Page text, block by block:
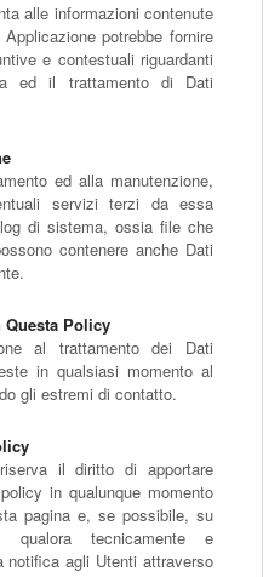
alle informazioni contenute
potrebbe fornire
e contestuali riguardanti
ed il trattamento di Dati
ed alla manutenzione,
servizi terzi da essa
di sistema, ossia file che
contenere anche Dati
Policy
al trattamento dei Dati
in qualsiasi momento al
gli estremi di contatto.
il diritto di apportare
in qualunque momento
pagina e, se possibile, su
qualora tecnicamente e
notifica agli Utenti attraverso